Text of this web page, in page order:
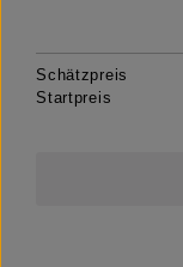
Schätzpreis
Startpreis